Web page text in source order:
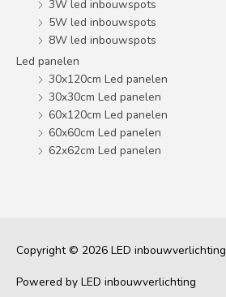
3W led inbouwspots
5W led inbouwspots
8W led inbouwspots
Led panelen
30x120cm Led panelen
30x30cm Led panelen
60x120cm Led panelen
60x60cm Led panelen
62x62cm Led panelen
Copyright © 2026 LED inbouwverlichting
Powered by LED inbouwverlichting